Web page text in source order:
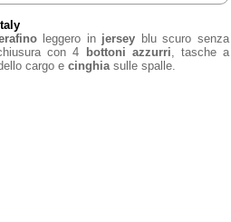
leggero in jersey blu scuro senza
con 4
bottoni azzurri, tasche a
cargo e cinghiasulle spalle.